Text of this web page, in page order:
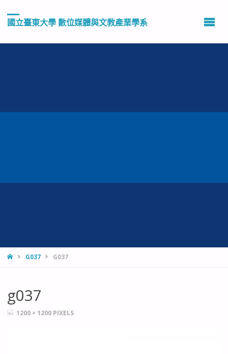
國立臺東大學 數位媒體與文教產業學系
HOMEG037 G037
g037
FULL1200 × 1200 PIXELS